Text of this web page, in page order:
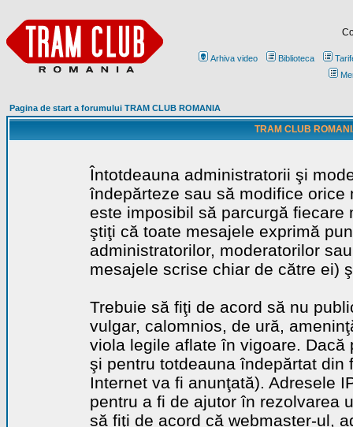
Arhiva video Biblioteca
Pagina de start a forumului TRAM CLUB ROMANIA
TRAM CLUB
Întotdeauna administratorii şi
îndepărteze sau să modifice
este imposibil să parcurgă
ştiţi că toate mesajele exprimă
administratorilor, moderatorilor
mesajele scrise chiar de către ei)
Trebuie să fiţi de acord să nu
vulgar, calomnios, de ură,
viola legile aflate în vigoare.
şi pentru totdeauna îndepărtat
Internet va fi anunţată). Adresele
pentru a fi de ajutor în rezolvarea
să fiţi de acord că webmaster-ul,